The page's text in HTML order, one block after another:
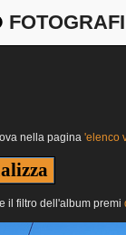
nella pagina 'elenco
il filtro dell'album premi